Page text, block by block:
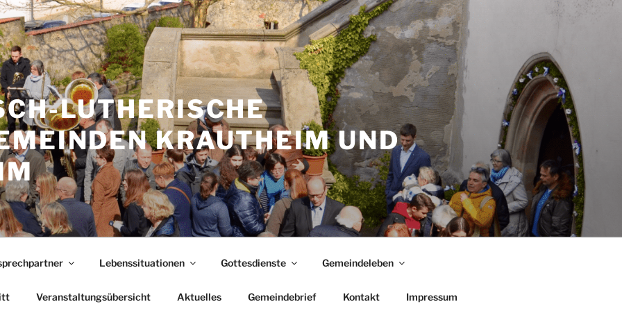
LUTHERISCHE
KRAUTHEIM UND
Lebenssituationen Gottesdienste Gemeindeleben
Veranstaltungsübersicht Aktuelles Gemeindebrief Kontakt Impressum